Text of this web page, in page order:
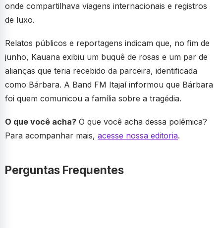
onde compartilhava viagens internacionais e registros
de luxo.
Relatos públicos e reportagens indicam que, no fim de
junho, Kauana exibiu um buquê de rosas e um par de
alianças que teria recebido da parceira, identificada
como Bárbara. A Band FM Itajaí informou que Bárbara
foi quem comunicou a família sobre a tragédia.
O que você acha? O que você acha dessa polêmica?
Para acompanhar mais, acesse nossa editoria.
Perguntas Frequentes